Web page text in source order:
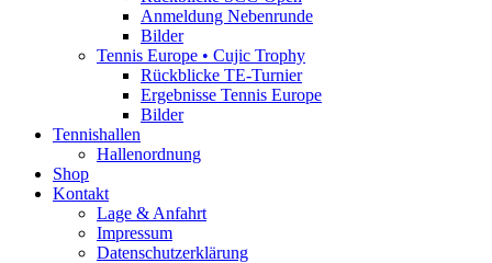
Anmeldung Nebenrunde
Bilder
Tennis Europe • Cujic Trophy
Rückblicke TE-Turnier
Ergebnisse Tennis Europe
Bilder
Tennishallen
Hallenordnung
Shop
Kontakt
Lage & Anfahrt
Impressum
Datenschutzerklärung